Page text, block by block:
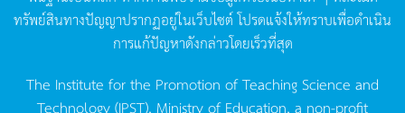
ทรัพย์สินทางปัญญาปรากฏอยู่ในเว็บไซต์โปรดแจ้งให้ทราบเพื่อดำเนิน
การแก้ปัญหาดังกล่าวโดยเร็วที่สุด
The Institute for the Promotion of Teaching Science and
Technology (IPST), Ministry of Education, a non-profit